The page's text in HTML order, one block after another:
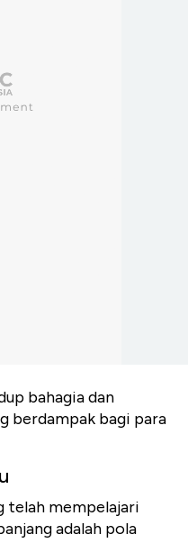
bahagia dan
berdampak bagi para
telah mempelajari
adalah pola